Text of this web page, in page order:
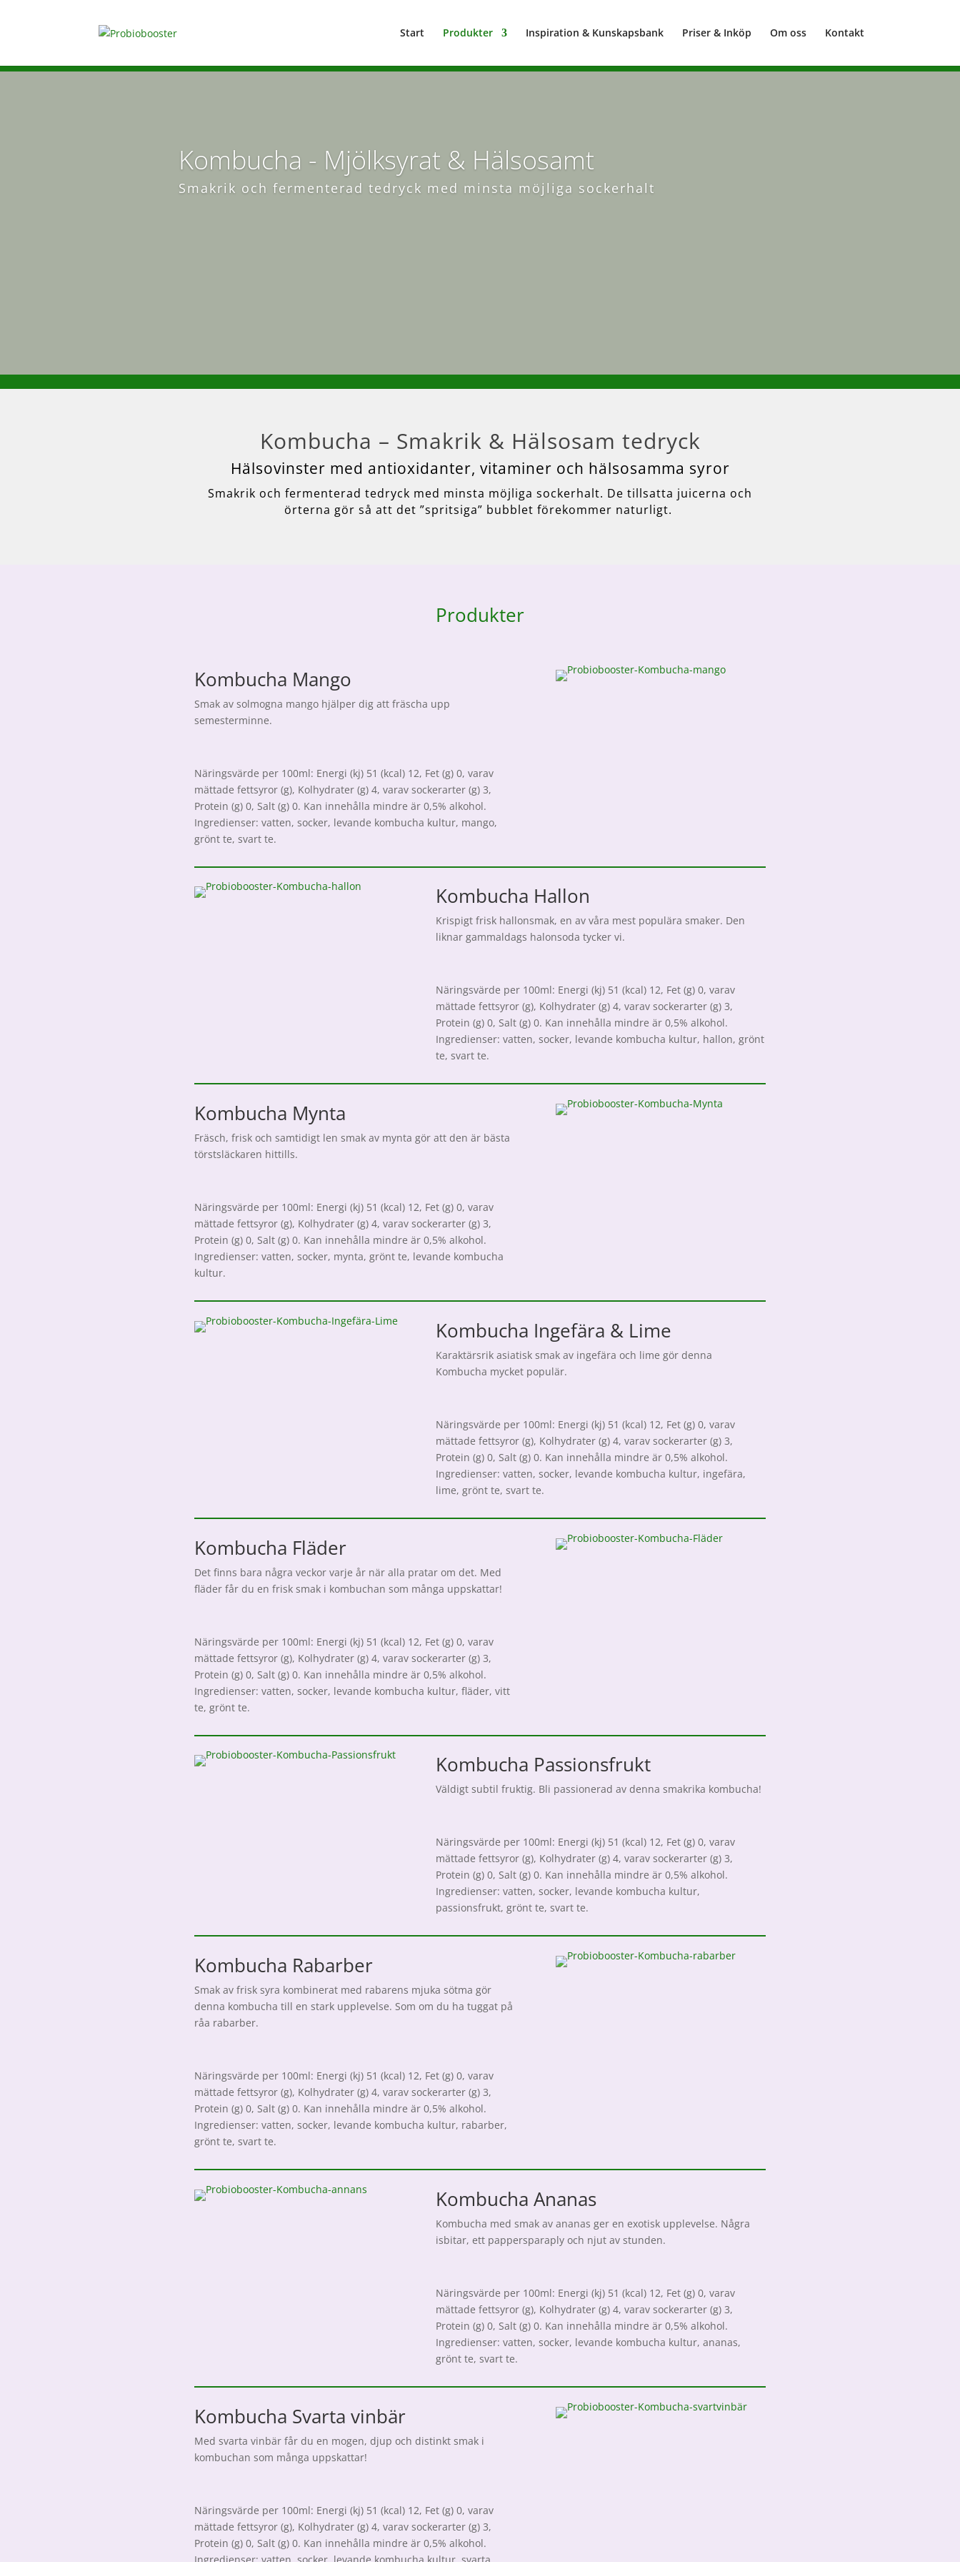
Start Produkter Inspiration & Kunskapsbank Priser & Inköp Om oss Kontakt
Kombucha - Mjölksyrat & Hälsosamt
Smakrik och fermenterad tedryck med minsta möjliga sockerhalt
Kombucha – Smakrik & Hälsosam tedryck
Hälsovinster med antioxidanter, vitaminer och hälsosamma syror
Smakrik och fermenterad tedryck med minsta möjliga sockerhalt. De tillsatta juicerna och
örterna gör så att det ”spritsiga” bubblet förekommer naturligt.
Produkter
Kombucha Mango
Smak av solmogna mango hjälper dig att fräscha upp
semesterminne.
Näringsvärde per 100ml: Energi (kj) 51 (kcal) 12, Fet (g) 0, varav
mättade fettsyror (g), Kolhydrater (g) 4, varav sockerarter (g) 3,
Protein (g) 0, Salt (g) 0. Kan innehålla mindre är 0,5% alkohol.
Ingredienser: vatten, socker, levande kombucha kultur, mango,
grönt te, svart te.
Kombucha Hallon
Krispigt frisk hallonsmak, en av våra mest populära smaker. Den
liknar gammaldags halonsoda tycker vi.
Näringsvärde per 100ml: Energi (kj) 51 (kcal) 12, Fet (g) 0, varav
mättade fettsyror (g), Kolhydrater (g) 4, varav sockerarter (g) 3,
Protein (g) 0, Salt (g) 0. Kan innehålla mindre är 0,5% alkohol.
Ingredienser: vatten, socker, levande kombucha kultur, hallon, grönt
te, svart te.
Kombucha Mynta
Fräsch, frisk och samtidigt len smak av mynta gör att den är bästa
törstsläckaren hittills.
Näringsvärde per 100ml: Energi (kj) 51 (kcal) 12, Fet (g) 0, varav
mättade fettsyror (g), Kolhydrater (g) 4, varav sockerarter (g) 3,
Protein (g) 0, Salt (g) 0. Kan innehålla mindre är 0,5% alkohol.
Ingredienser: vatten, socker, mynta, grönt te, levande kombucha
kultur.
Kombucha Ingefära & Lime
Karaktärsrik asiatisk smak av ingefära och lime gör denna
Kombucha mycket populär.
Näringsvärde per 100ml: Energi (kj) 51 (kcal) 12, Fet (g) 0, varav
mättade fettsyror (g), Kolhydrater (g) 4, varav sockerarter (g) 3,
Protein (g) 0, Salt (g) 0. Kan innehålla mindre är 0,5% alkohol.
Ingredienser: vatten, socker, levande kombucha kultur, ingefära,
lime, grönt te, svart te.
Kombucha Fläder
Det finns bara några veckor varje år när alla pratar om det. Med
fläder får du en frisk smak i kombuchan som många uppskattar!
Näringsvärde per 100ml: Energi (kj) 51 (kcal) 12, Fet (g) 0, varav
mättade fettsyror (g), Kolhydrater (g) 4, varav sockerarter (g) 3,
Protein (g) 0, Salt (g) 0. Kan innehålla mindre är 0,5% alkohol.
Ingredienser: vatten, socker, levande kombucha kultur, fläder, vitt
te, grönt te.
Kombucha Passionsfrukt
Väldigt subtil fruktig. Bli passionerad av denna smakrika kombucha!
Näringsvärde per 100ml: Energi (kj) 51 (kcal) 12, Fet (g) 0, varav
mättade fettsyror (g), Kolhydrater (g) 4, varav sockerarter (g) 3,
Protein (g) 0, Salt (g) 0. Kan innehålla mindre är 0,5% alkohol.
Ingredienser: vatten, socker, levande kombucha kultur,
passionsfrukt, grönt te, svart te.
Kombucha Rabarber
Smak av frisk syra kombinerat med rabarens mjuka sötma gör
denna kombucha till en stark upplevelse. Som om du ha tuggat på
råa rabarber.
Näringsvärde per 100ml: Energi (kj) 51 (kcal) 12, Fet (g) 0, varav
mättade fettsyror (g), Kolhydrater (g) 4, varav sockerarter (g) 3,
Protein (g) 0, Salt (g) 0. Kan innehålla mindre är 0,5% alkohol.
Ingredienser: vatten, socker, levande kombucha kultur, rabarber,
grönt te, svart te.
Kombucha Ananas
Kombucha med smak av ananas ger en exotisk upplevelse. Några
isbitar, ett pappersparaply och njut av stunden.
Näringsvärde per 100ml: Energi (kj) 51 (kcal) 12, Fet (g) 0, varav
mättade fettsyror (g), Kolhydrater (g) 4, varav sockerarter (g) 3,
Protein (g) 0, Salt (g) 0. Kan innehålla mindre är 0,5% alkohol.
Ingredienser: vatten, socker, levande kombucha kultur, ananas,
grönt te, svart te.
Kombucha Svarta vinbär
Med svarta vinbär får du en mogen, djup och distinkt smak i
kombuchan som många uppskattar!
Näringsvärde per 100ml: Energi (kj) 51 (kcal) 12, Fet (g) 0, varav
mättade fettsyror (g), Kolhydrater (g) 4, varav sockerarter (g) 3,
Protein (g) 0, Salt (g) 0. Kan innehålla mindre är 0,5% alkohol.
Ingredienser: vatten, socker, levande kombucha kultur, svarta